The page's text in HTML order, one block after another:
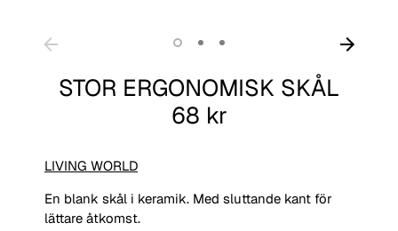
STOR ERGONOMISK SKÅL
68 kr
LIVING WORLD
En blank skål i keramik. Med sluttande kant för
lättare åtkomst.